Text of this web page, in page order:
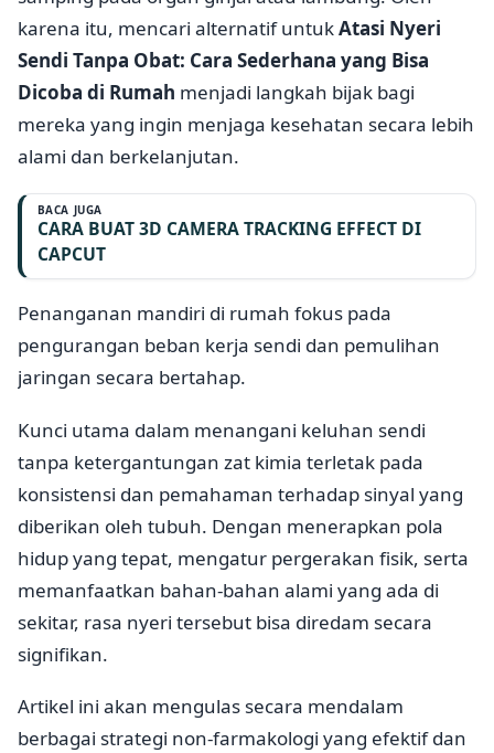
karena itu, mencari alternatif untukAtasi Nyeri
Sendi Tanpa Obat: Cara Sederhana yang Bisa
Dicoba di Rumah menjadi langkah bijak bagi
mereka yang ingin menjaga kesehatan secara lebih
alami dan berkelanjutan.
BACA JUGA
CARA BUAT 3D CAMERA TRACKING EFFECT DI
CAPCUT
Penanganan mandiri di rumah fokus pada
pengurangan beban kerja sendi dan pemulihan
jaringan secara bertahap.
Kunci utama dalam menangani keluhan sendi
tanpa ketergantungan zat kimia terletak pada
konsistensi dan pemahaman terhadap sinyal yang
diberikan oleh tubuh. Dengan menerapkan pola
hidup yang tepat, mengatur pergerakan fisik, serta
memanfaatkan bahan-bahan alami yang ada di
sekitar, rasa nyeri tersebut bisa diredam secara
signifikan.
Artikel ini akan mengulas secara mendalam
berbagai strategi non-farmakologi yang efektif dan